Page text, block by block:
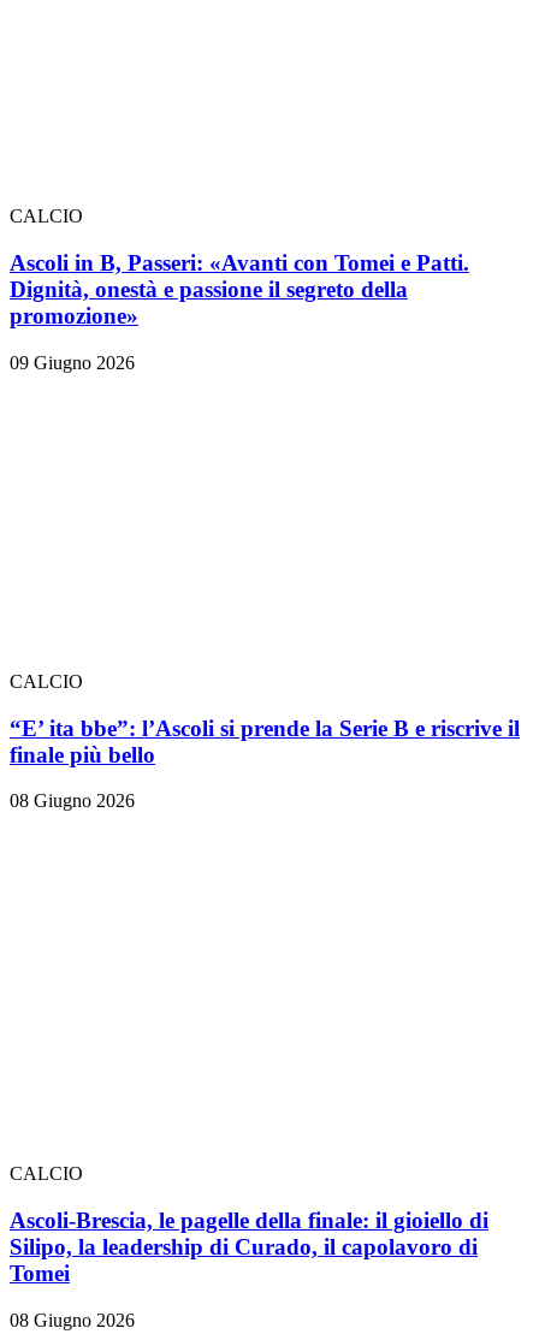
CALCIO
Ascoli in B, Passeri: «Avanti con Tomei e Patti.
Dignità, onestà e passione il segreto della
promozione»
09 Giugno 2026
CALCIO
“E’ ita bbe”: l’Ascoli si prende la Serie B e riscrive il
finale più bello
08 Giugno 2026
CALCIO
Ascoli-Brescia, le pagelle della finale: il gioiello di
Silipo, la leadership di Curado, il capolavoro di
Tomei
08 Giugno 2026